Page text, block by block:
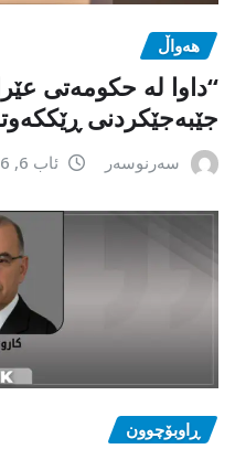
هەواڵ
“داوا لە حكومەتی
جێبەجێكردنی
سەرنوسەر ئاب 6, 2026
ڕاوبۆچوون